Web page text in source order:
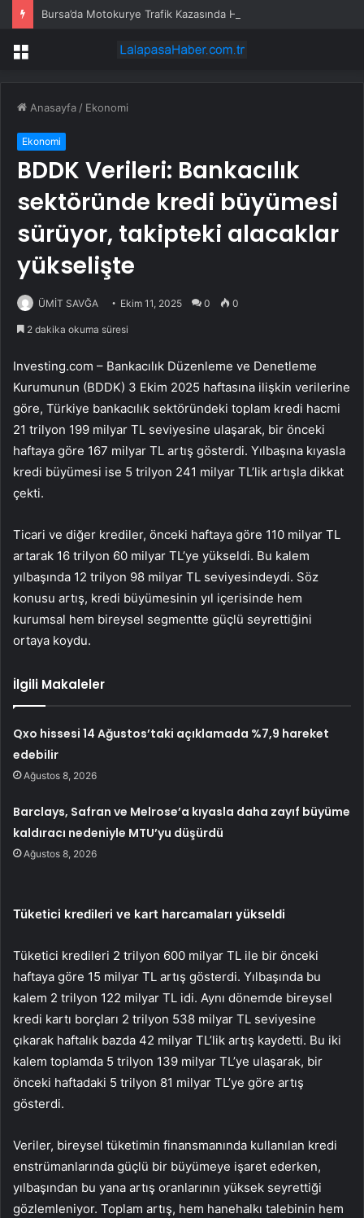
Bursa’da Motokurye Trafik Kazasında Hayatını Kaybetti
Menü
Anasayfa / Ekonomi
Ekonomi
BDDK Verileri: Bankacılık
sektöründe kredi büyümesi
sürüyor, takipteki alacaklar
yükselişte
ÜMİT SAVĞA Ekim 11, 2025 0 0
2 dakika okuma süresi
Investing.com – Bankacılık Düzenleme ve Denetleme
Kurumunun (BDDK) 3 Ekim 2025 haftasına ilişkin verilerine
göre, Türkiye bankacılık sektöründeki toplam kredi hacmi
21 trilyon 199 milyar TL seviyesine ulaşarak, bir önceki
haftaya göre 167 milyar TL artış gösterdi. Yılbaşına kıyasla
kredi büyümesi ise 5 trilyon 241 milyar TL’lik artışla dikkat
çekti.
Ticari ve diğer krediler, önceki haftaya göre 110 milyar TL
artarak 16 trilyon 60 milyar TL’ye yükseldi. Bu kalem
yılbaşında 12 trilyon 98 milyar TL seviyesindeydi. Söz
konusu artış, kredi büyümesinin yıl içerisinde hem
kurumsal hem bireysel segmentte güçlü seyrettiğini
ortaya koydu.
İlgili Makaleler
Qxo hissesi 14 Ağustos’taki açıklamada %7,9 hareket
edebilir
Ağustos 8, 2026
Barclays, Safran ve Melrose’a kıyasla daha zayıf büyüme
kaldıracı nedeniyle MTU’yu düşürdü
Ağustos 8, 2026
Tüketici kredileri ve kart harcamaları yükseldi
Tüketici kredileri 2 trilyon 600 milyar TL ile bir önceki
haftaya göre 15 milyar TL artış gösterdi. Yılbaşında bu
kalem 2 trilyon 122 milyar TL idi. Aynı dönemde bireysel
kredi kartı borçları 2 trilyon 538 milyar TL seviyesine
çıkarak haftalık bazda 42 milyar TL’lik artış kaydetti. Bu iki
kalem toplamda 5 trilyon 139 milyar TL’ye ulaşarak, bir
önceki haftadaki 5 trilyon 81 milyar TL’ye göre artış
gösterdi.
Veriler, bireysel tüketimin finansmanında kullanılan kredi
enstrümanlarında güçlü bir büyümeye işaret ederken,
yılbaşından bu yana artış oranlarının yüksek seyrettiği
gözlemleniyor. Toplam artış, hem hanehalkı talebinin hem